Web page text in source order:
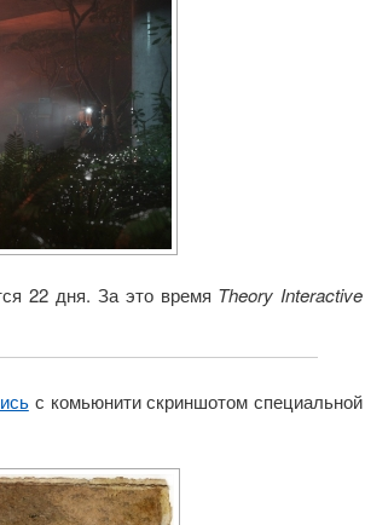
22 дня. За это время Theory Interactive
с комьюнити скриншотом специальной